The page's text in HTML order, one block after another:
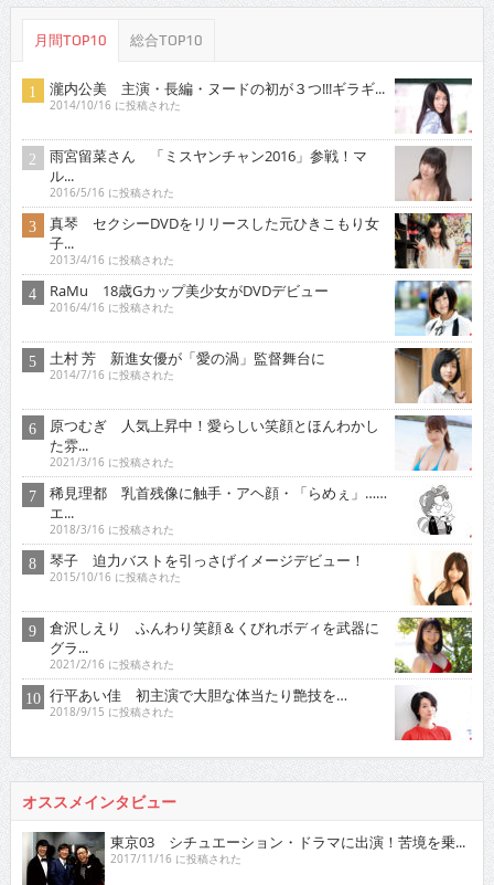
月間TOP10 総合TOP10
瀧内公美 主演・長編・ヌードの初が３つ!!!ギラギ...
2014/10/16 に投稿された
雨宮留菜さん 「ミスヤンチャン2016」参戦！マ
ル...
2016/5/16 に投稿された
真琴 セクシーDVDをリリースした元ひきこもり女
子...
2013/4/16 に投稿された
RaMu 18歳Gカップ美少女がDVDデビュー
2016/4/16 に投稿された
土村 芳 新進女優が「愛の渦」監督舞台に
2014/7/16 に投稿された
原つむぎ 人気上昇中！愛らしい笑顔とほんわかし
た雰...
2021/3/16 に投稿された
稀見理都 乳首残像に触手・アヘ顔・「らめぇ」……
エ...
2018/3/16 に投稿された
琴子 迫力バストを引っさげイメージデビュー！
2015/10/16 に投稿された
倉沢しえり ふんわり笑顔＆くびれボディを武器に
グラ...
2021/2/16 に投稿された
行平あい佳 初主演で大胆な体当たり艶技を…
2018/9/15 に投稿された
オススメインタビュー
東京03 シチュエーション・ドラマに出演！苦境を乗...
2017/11/16 に投稿された